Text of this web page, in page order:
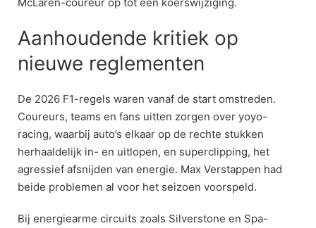
Aanhoudende kritiek op
nieuwe reglementen
De 2026 F1-regels waren vanaf de start omstreden.
Coureurs, teams en fans uitten zorgen over yoyo-
racing, waarbij auto’s elkaar op de rechte stukken
herhaaldelijk in- en uitlopen, en superclipping, het
agressief afsnijden van energie. Max Verstappen had
beide problemen al voor het seizoen voorspeld.
Bij energiearme circuits zoals Silverstone en Spa-